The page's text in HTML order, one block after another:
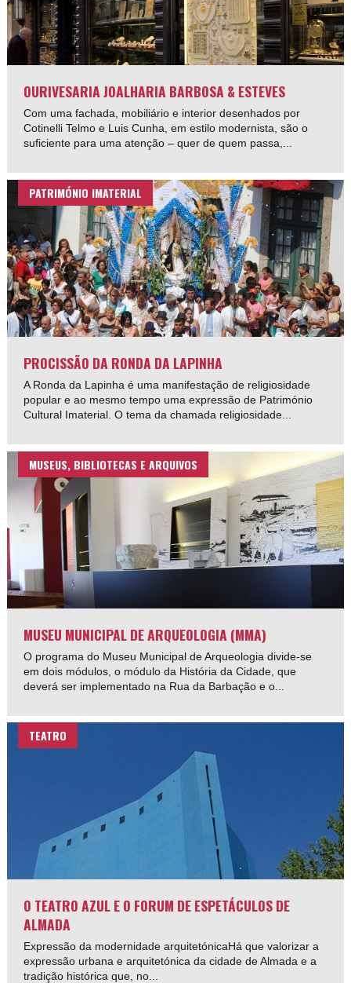
OURIVESARIA JOALHARIA BARBOSA & ESTEVES
Com uma fachada, mobiliário e interior desenhados por
Cotinelli Telmo e Luis Cunha, em estilo modernista, são o
suficiente para uma atenção – quer de quem passa,...
PATRIMÓNIO IMATERIAL
PROCISSÃO DA RONDA DA LAPINHA
A Ronda da Lapinha é uma manifestação de religiosidade
popular e ao mesmo tempo uma expressão de Património
Cultural Imaterial. O tema da chamada religiosidade...
MUSEUS, BIBLIOTECAS E ARQUIVOS
MUSEU MUNICIPAL DE ARQUEOLOGIA (MMA)
O programa do Museu Municipal de Arqueologia divide-se
em dois módulos, o módulo da História da Cidade, que
deverá ser implementado na Rua da Barbação e o...
TEATRO
O TEATRO AZUL E O FORUM DE ESPETÁCULOS DE
ALMADA
Expressão da modernidade arquitetónicaHá que valorizar a
expressão urbana e arquitetónica da cidade de Almada e a
tradição histórica que, no...